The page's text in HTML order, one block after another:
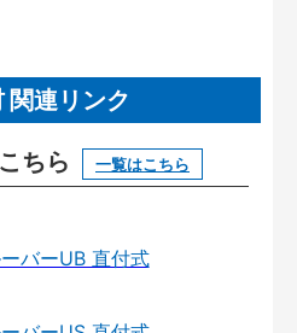
関連リンク
ちら 一覧はこちら
バーUB 直付式